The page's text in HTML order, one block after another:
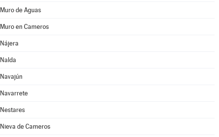
Muro de Aguas
Muro en Cameros
Nájera
Nalda
Navajún
Navarrete
Nestares
Nieva de Cameros